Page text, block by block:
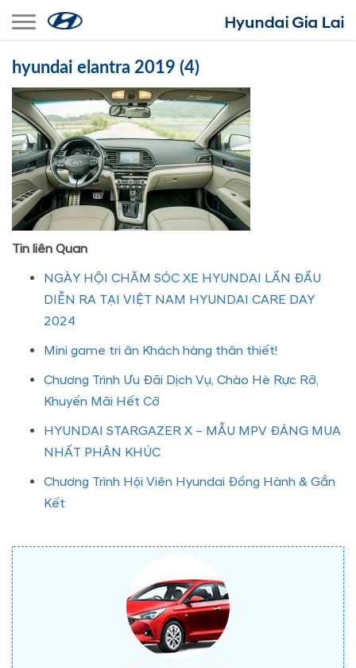
Toggle navigation
hyundai elantra 2019 (4)
Tin liên Quan
NGÀY HỘI CHĂM SÓC XE HYUNDAI LẦN ĐẦU
DIỄN RA TẠI VIỆT NAM HYUNDAI CARE DAY
2024
Mini game tri ân Khách hàng thân thiết!
Chương Trình Ưu Đãi Dịch Vụ, Chào Hè Rực Rỡ,
Khuyến Mãi Hết Cỡ
HYUNDAI STARGAZER X – MẪU MPV ĐÁNG MUA
NHẤT PHÂN KHÚC
Chương Trình Hội Viên Hyundai Đồng Hành & Gắn
Kết